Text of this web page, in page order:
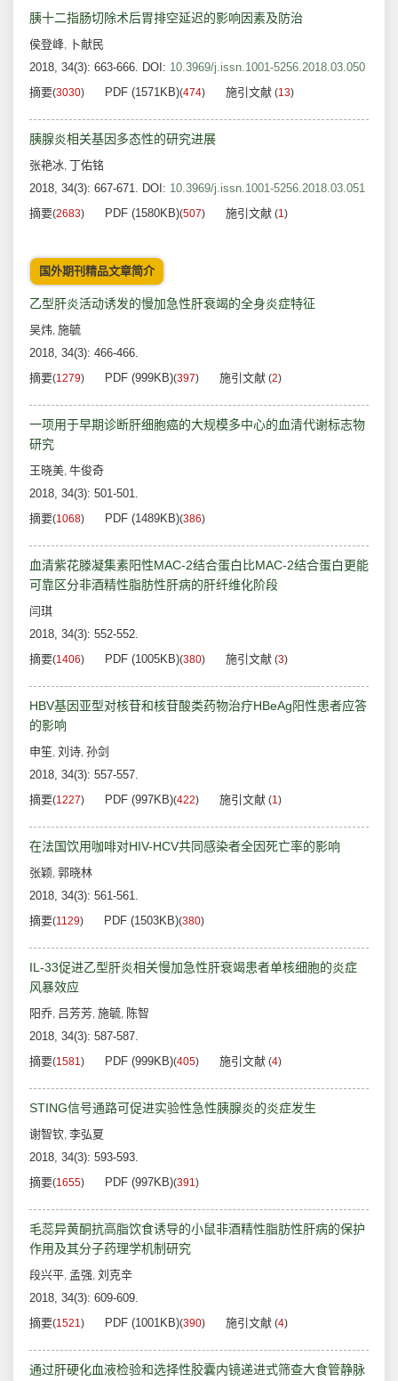
胰十二指肠切除术后胃排空延迟的影响因素及防治
侯登峰,
卜献民
2018, 34(3): 663-666. DOI: 10.3969/j.issn.1001-5256.2018.03.050
摘要(3030) PDF (1571KB)(474) 施引文献 (13)
胰腺炎相关基因多态性的研究进展
张艳冰, 丁佑铭
2018, 34(3): 667-671. DOI: 10.3969/j.issn.1001-5256.2018.03.051
摘要(2683) PDF (1580KB)(507) 施引文献 (1)
国外期刊精品文章简介
乙型肝炎活动诱发的慢加急性肝衰竭的全身炎症特征
吴炜, 施毓
2018, 34(3): 466-466.
摘要(1279) PDF (999KB)(397) 施引文献 (2)
一项用于早期诊断肝细胞癌的大规模多中心的血清代谢标志物
研究
王晓美, 牛俊奇
2018, 34(3): 501-501.
摘要(1068) PDF (1489KB)(386)
血清紫花滕凝集素阳性MAC-2结合蛋白比MAC-2结合蛋白更能
可靠区分非酒精性脂肪性肝病的肝纤维化阶段
闫琪
2018, 34(3): 552-552.
摘要(1406) PDF (1005KB)(380) 施引文献 (3)
HBV基因亚型对核苷和核苷酸类药物治疗HBeAg阳性患者应答
的影响
申笙, 刘诗, 孙剑
2018, 34(3): 557-557.
摘要(1227) PDF (997KB)(422) 施引文献 (1)
在法国饮用咖啡对HIV-HCV共同感染者全因死亡率的影响
张颖, 郭晓林
2018, 34(3): 561-561.
摘要(1129) PDF (1503KB)(380)
IL-33促进乙型肝炎相关慢加急性肝衰竭患者单核细胞的炎症
风暴效应
阳乔, 吕芳芳, 施毓, 陈智
2018, 34(3): 587-587.
摘要(1581) PDF (999KB)(405) 施引文献 (4)
STING信号通路可促进实验性急性胰腺炎的炎症发生
谢智钦, 李弘夏
2018, 34(3): 593-593.
摘要(1655) PDF (997KB)(391)
毛蕊异黄酮抗高脂饮食诱导的小鼠非酒精性脂肪性肝病的保护
作用及其分子药理学机制研究
段兴平, 孟强, 刘克辛
2018, 34(3): 609-609.
摘要(1521) PDF (1001KB)(390) 施引文献 (4)
通过肝硬化血液检验和选择性胶囊内镜递进式筛查大食管静脉